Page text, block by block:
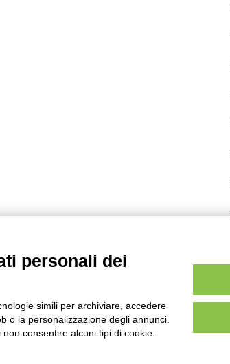
personali dei
simili per archiviare, accedere
o la personalizzazione degli annunci.
consentire alcuni tipi di cookie.